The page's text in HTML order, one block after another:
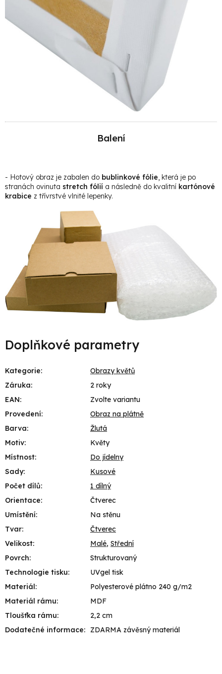
Balení
- Hotový obraz je zabalen do bublinkové fólie , která je po
stranách ovinuta stretch fólií a následně do kvalitní kartónové
krabice z třívrstvé vlnité lepenky.
Doplňkové parametry
Kategorie:
Obrazy květů
Záruka:
2 roky
EAN:
Zvolte variantu
Provedení:
Obraz na plátně
Barva:
Žlutá
Motiv:
Květy
Místnost:
Do jídelny
Sady:
Kusové
Počet dílů:
1 dílný
Orientace:
Čtverec
Umístění:
Na stěnu
Tvar:
Čtverec
Velikost: Malé, Střední
Povrch:
Strukturovaný
Technologie tisku:
UVgel tisk
Materiál:
Polyesterové plátno 240 g/m2
Materiál rámu:
MDF
Tloušťka rámu:
2,2 cm
Dodatečné informace: ZDARMA závěsný materiál